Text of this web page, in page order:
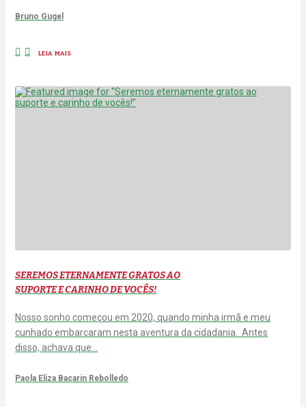
Bruno Gugel
LEIA MAIS
SEREMOS ETERNAMENTE GRATOS AO
SUPORTE E CARINHO DE VOCÊS!
Nosso sonho começou em 2020, quando minha irmã e meu
cunhado embarcaram nesta aventura da cidadania. Antes
disso, achava que…
Paola Eliza Bacarin Rebolledo